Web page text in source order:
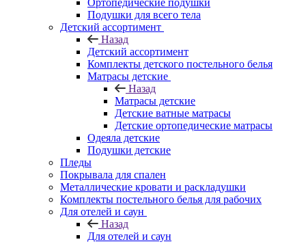
Подушки для всего тела
Детский ассортимент
Назад
Детский ассортимент
Комплекты детского постельного белья
Матрасы детские
Назад
Матрасы детские
Детские ватные матрасы
Детские ортопедические матрасы
Одеяла детские
Подушки детские
Пледы
Покрывала для спален
Металлические кровати и раскладушки
Комплекты постельного белья для рабочих
Для отелей и саун
Назад
Для отелей и саун